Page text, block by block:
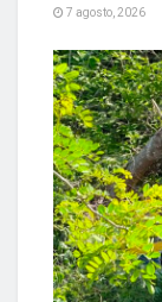
7 agosto, 2026